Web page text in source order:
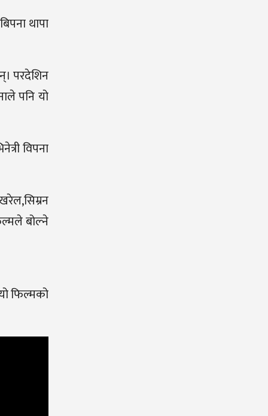
थापा
परदेशिन
पनि यो
विपना
बोल्ने
फिल्मको